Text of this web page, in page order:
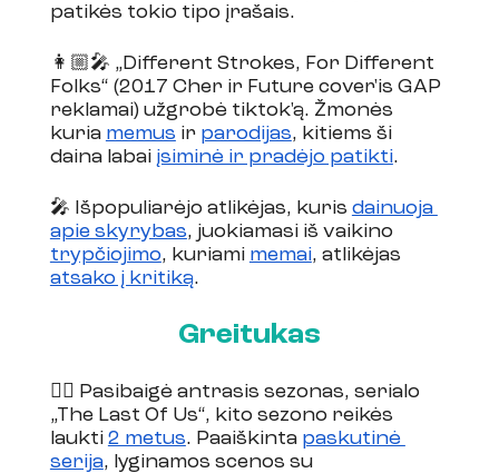
patikės tokio tipo įrašais.
👩🏼‍🎤 „Different Strokes, For Different
Folks“ (2017 Cher ir Future cover'is GAP
reklamai) užgrobė tiktok'ą. Žmonės
kuria memus ir parodijas, kitiems ši
daina labai įsiminė ir pradėjo patikti.
🎤 Išpopuliarėjo atlikėjas, kuris dainuoja
apie skyrybas, juokiamasi iš vaikino
trypčiojimo, kuriami memai, atlikėjas
atsako į kritiką.
Greitukas
🧟‍♀️ Pasibaigė antrasis sezonas, serialo
„The Last Of Us“, kito sezono reikės
laukti 2 metus. Paaiškinta paskutinė
serija, lyginamos scenos su